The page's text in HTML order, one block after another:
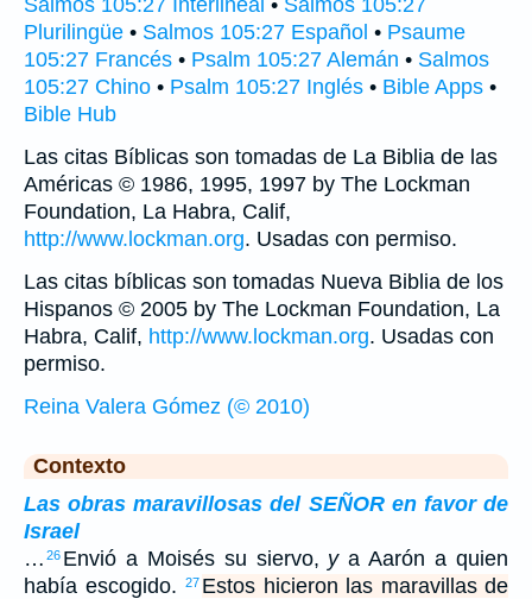
Plurilingüe • Salmos 105:27 Español • Psaume
105:27 Francés • Psalm 105:27 Alemán • Salmos
105:27 Chino • Psalm 105:27 Inglés • Bible Apps •
Bible Hub
Las citas Bíblicas son tomadas de La Biblia de las
Américas © 1986, 1995, 1997 by The Lockman
Foundation, La Habra, Calif,
http://www.lockman.org. Usadas con permiso.
Las citas bíblicas son tomadas Nueva Biblia de los
Hispanos © 2005 by The Lockman Foundation, La
Habra, Calif, http://www.lockman.org. Usadas con
permiso.
Reina Valera Gómez (© 2010)
Contexto
Las obras maravillosas del SEÑOR en favor de
Israel
… 26 Envió a Moisés su siervo, ya Aarón a quien
había escogido.
27 Estos hicieron las maravillas de